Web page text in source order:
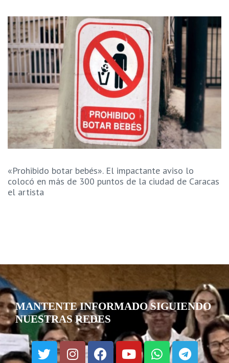
«Prohibido botar bebés». El impactante aviso lo
colocó en más de 300 puntos de la ciudad de Caracas
el artista
MANTENTE INFORMADO SIGUIENDO
NUESTRAS REDES